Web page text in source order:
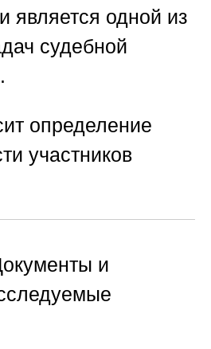
является одной из
судебной
определение
участников
и